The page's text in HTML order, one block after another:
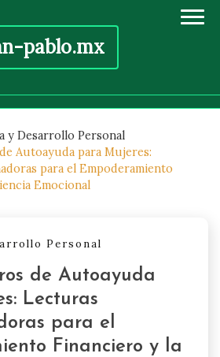
pablo.mx
y Desarrollo Personal
Autoayuda para Mujeres:
para el Empoderamiento
Emocional
Personal
de Autoayuda
Lecturas
para el
Financiero y la